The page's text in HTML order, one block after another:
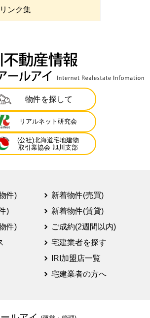
リンク集
物件を探して
リアルネット研究会
(公社)北海道宅地建物
取引業協会 旭川支部
件)
)
件)
新着物件(売買)
新着物件(賃貸)
ご成約(2週間以内)
宅建業者を探す
IRI加盟店一覧
宅建業者の方へ